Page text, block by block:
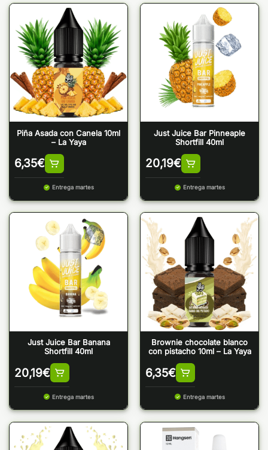
Piña Asada con Canela 10ml
– La Yaya
6,35€
Entrega martes
Just Juice Bar Pinneaple
Shortfill 40ml
20,19€
Entrega martes
Just Juice Bar Banana
Shortfill 40ml
20,19€
Entrega martes
Brownie chocolate blanco
con pistacho 10ml – La Yaya
6,35€
Entrega martes